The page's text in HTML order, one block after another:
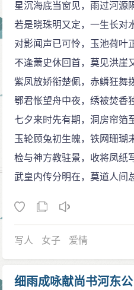
有时读了整首诗也不清楚目
义，常常不是李商隐在诗中
娥》（嫦娥），有人直观认
是悼亡之作，有人认为是描
自述，众说纷纭。
也正是他好用典故的风格
格。据宋代黄鉴的笔记《杨
作诗，一定要查阅很多书籍
作“獭祭鱼”。明王士桢也以
殚，一篇锦瑟解人难。”（
肩，而用典太多，则为我所
此外，李商隐的诗辞藻华
和四年，公元830年）的《
狐楚的感激之情以及本人的
毫，空携笔砚奉龙韬。自蒙
刀。”
应举之路
星沉海底当窗见，雨过河源
若是晓珠明又定，一生长对
对影闻声已可怜，玉池荷叶
不逢萧史休回首，莫见洪崖
紫凤放娇衔楚佩，赤鳞狂舞
鄂君怅望舟中夜，绣被焚香
七夕来时先有期，洞房帘箔
玉轮顾兔初生魄，铁网珊瑚
检与神方教驻景，收将凤纸
武皇内传分明在，莫道人间
写人 女子 爱情
细雨成咏献尚书河东公